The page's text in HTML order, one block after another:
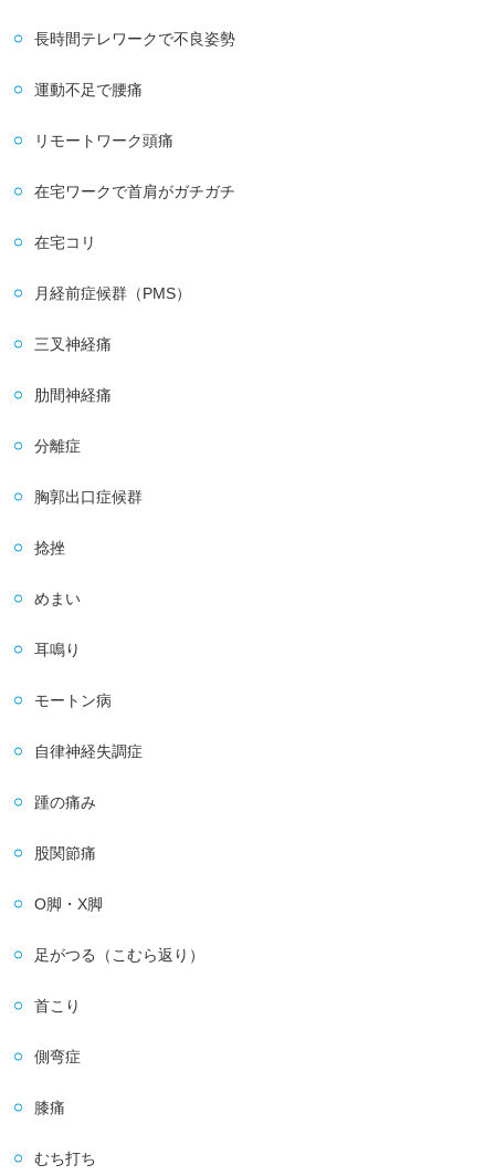
長時間テレワークで不良姿勢
運動不足で腰痛
リモートワーク頭痛
在宅ワークで首肩がガチガチ
在宅コリ
月経前症候群（PMS）
三叉神経痛
肋間神経痛
分離症
胸郭出口症候群
捻挫
めまい
耳鳴り
モートン病
自律神経失調症
踵の痛み
股関節痛
O脚・X脚
足がつる（こむら返り）
首こり
側弯症
膝痛
むち打ち